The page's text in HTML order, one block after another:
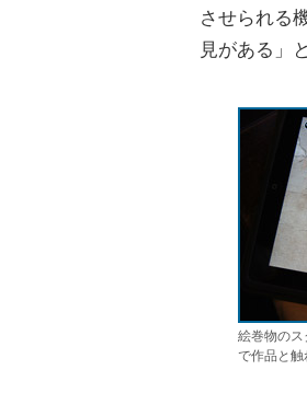
させられる
見がある」
絵巻物の
で作品と触